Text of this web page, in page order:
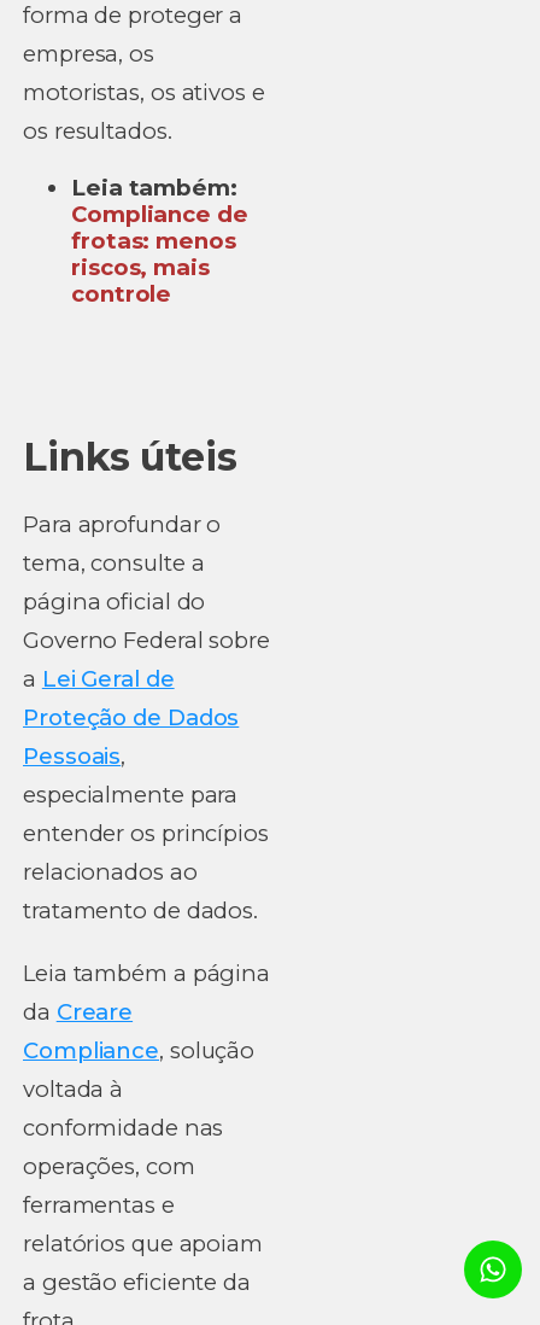
forma de proteger a
empresa, os
motoristas, os ativos e
os resultados.
Leia também:
Compliance de
frotas: menos
riscos, mais
controle
Links úteis
Para aprofundar o
tema, consulte a
página oficial do
Governo Federal sobre
a Lei Geral de
Proteção de Dados
Pessoais,
especialmente para
entender os princípios
relacionados ao
tratamento de dados.
Leia também a página
da Creare
Compliance, solução
voltada à
conformidade nas
operações, com
ferramentas e
relatórios que apoiam
a gestão eficiente da